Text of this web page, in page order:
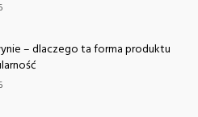
– dlaczego ta forma produktu